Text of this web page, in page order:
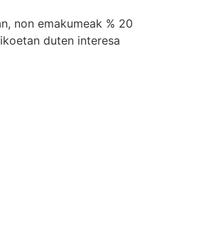
non emakumeak % 20
duten interesa